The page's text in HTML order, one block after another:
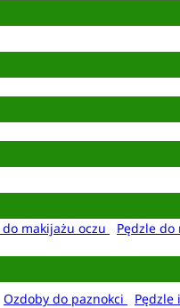
do makijażu oczu Pędzle
Ozdoby do paznokci
Pędzle